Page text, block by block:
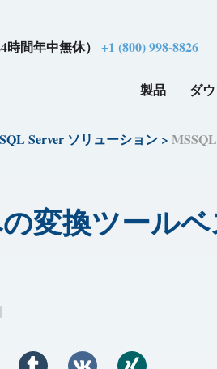
時間年中無休）+1 (800) 998-8826
製品 ダ
SQL Server ソリューション>
変換ツール